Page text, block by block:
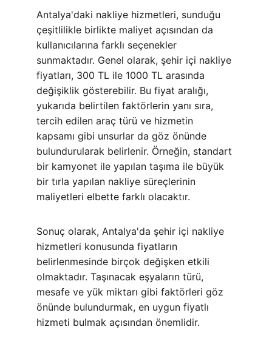
Antalya'daki nakliye hizmetleri, sunduğu
çeşitlilikle birlikte maliyet açısından da
kullanıcılarına farklı seçenekler
sunmaktadır. Genel olarak, şehir içi nakliye
fiyatları, 300 TL ile 1000 TL arasında
değişiklik gösterebilir. Bu fiyat aralığı,
yukarıda belirtilen faktörlerin yanı sıra,
tercih edilen araç türü ve hizmetin
kapsamı gibi unsurlar da göz önünde
bulundurularak belirlenir. Örneğin, standart
bir kamyonet ile yapılan taşıma ile büyük
bir tırla yapılan nakliye süreçlerinin
maliyetleri elbette farklı olacaktır.
Sonuç olarak, Antalya'da şehir içi nakliye
hizmetleri konusunda fiyatların
belirlenmesinde birçok değişken etkili
olmaktadır. Taşınacak eşyaların türü,
mesafe ve yük miktarı gibi faktörleri göz
önünde bulundurmak, en uygun fiyatlı
hizmeti bulmak açısından önemlidir.